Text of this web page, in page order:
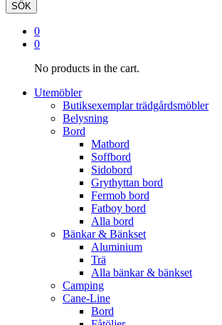
SÖK
0
0
No products in the cart.
Utemöbler
Butiksexemplar trädgårdsmöbler
Belysning
Bord
Matbord
Soffbord
Sidobord
Grythyttan bord
Fermob bord
Fatboy bord
Alla bord
Bänkar & Bänkset
Aluminium
Trä
Alla bänkar & bänkset
Camping
Cane-Line
Bord